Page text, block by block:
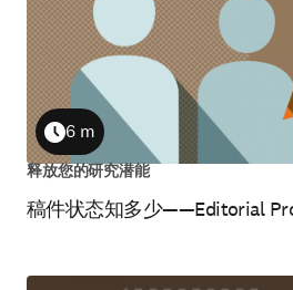
稿件状态知多少——Editorial
Duration
6 m
释放您的研究潜能